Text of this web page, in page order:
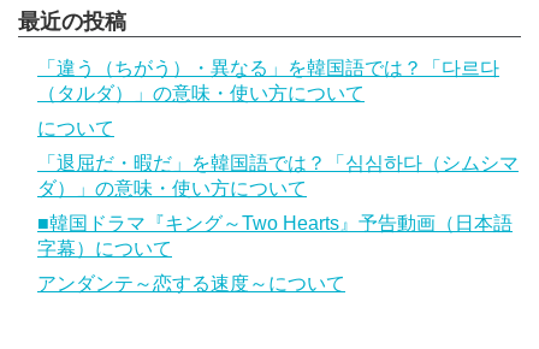
Powered by livedoor 相互RSS
最近の投稿
「違う（ちがう）・異なる」を韓国語では？「다르다
（タルダ）」の意味・使い方について
について
「退屈だ・暇だ」を韓国語では？「심심하다（シムシマ
ダ）」の意味・使い方について
■韓国ドラマ『キング～Two Hearts』予告動画（日本語
字幕）について
アンダンテ～恋する速度～について